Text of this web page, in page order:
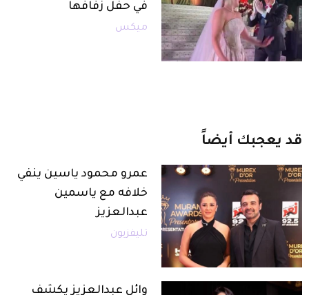
في حفل زفافها
ميكس
قد يعجبك أيضاً
عمرو محمود ياسين ينفي
خلافه مع ياسمين
عبدالعزيز
تليفزيون
وائل عبدالعزيز يكشف